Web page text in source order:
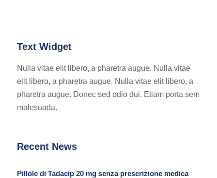
Text Widget
Nulla vitae elit libero, a pharetra augue. Nulla vitae
elit libero, a pharetra augue. Nulla vitae elit libero, a
pharetra augue. Donec sed odio dui. Etiam porta sem
malesuada.
Recent News
Pillole di Tadacip 20 mg senza prescrizione medica